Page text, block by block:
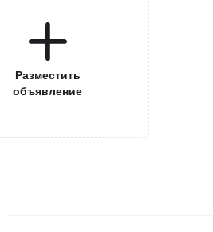
Разместить
объявление